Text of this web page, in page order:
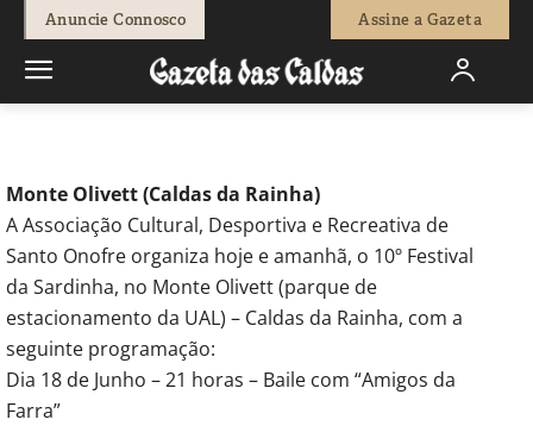
Anuncie Connosco Assine a Gazeta
Redação - 18 de Junho, 2010 0
Monte Olivett (Caldas da Rainha)
A Associação Cultural, Desportiva e Recreativa de
Santo Onofre organiza hoje e amanhã, o 10º Festival
da Sardinha, no Monte Olivett (parque de
estacionamento da UAL) – Caldas da Rainha, com a
seguinte programação:
Dia 18 de Junho – 21 horas – Baile com “Amigos da
Farra”